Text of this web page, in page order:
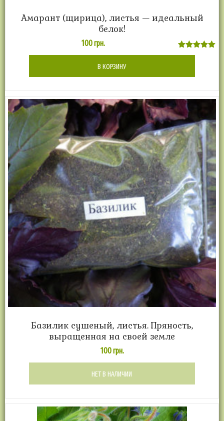
Амарант (щирица), листья — идеальный
белок!
Оценка
100грн.
В КОРЗИНУ
Базилик сушеный, листья. Пряность,
выращенная на своей земле
100грн.
НЕТ В НАЛИЧИИ